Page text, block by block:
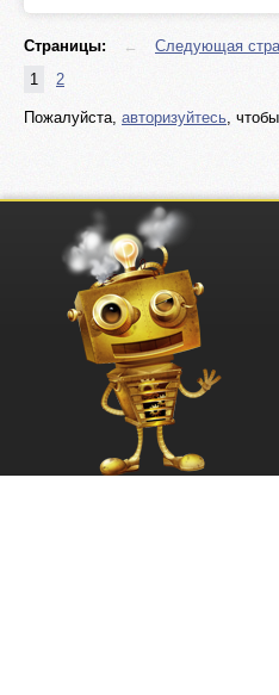
Страницы: ← Следующая
1
2
Пожалуйста, авторизуйтесь,